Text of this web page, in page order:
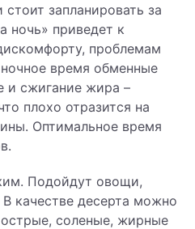
запланировать за
ночь» приведет к
проблемам
время обменные
и сжигание жира –
плохо отразится на
Оптимальное время
Подойдут овощи,
качестве десерта можно
соленые, жирные